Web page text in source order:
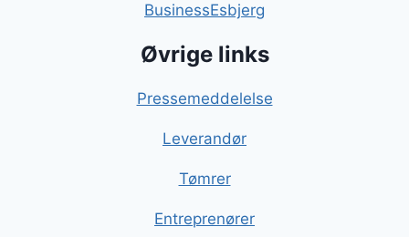
BusinessEsbjerg
Øvrige links
Pressemeddelelse
Leverandør
Tømrer
Entreprenører